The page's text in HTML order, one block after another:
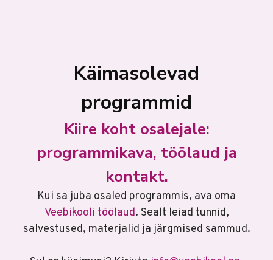
Käimasolevad
programmid
Kiire koht osalejale:
programmikava, töölaud ja
kontakt.
Kui sa juba osaled programmis, ava oma
Veebikooli töölaud. Sealt leiad tunnid,
salvestused, materjalid ja järgmised sammud.